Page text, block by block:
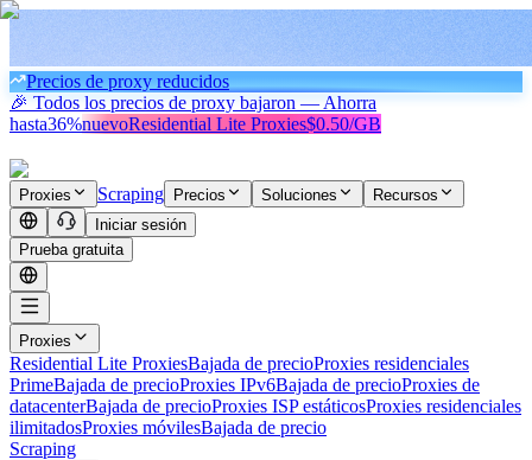
Precios de proxy reducidos
🎉 Todos los precios de proxy bajaron — Ahorra
hasta36%nuevoResidential Lite Proxies$0.50/GB
Proxies Scraping Precios Soluciones
Recursos
Iniciar sesión
Prueba gratuita
Proxies
Residential Lite ProxiesBajada de precioProxies residenciales
PrimeBajada de precioProxies IPv6Bajada de precioProxies de
datacenterBajada de precioProxies ISP estáticosProxies residenciales
ilimitadosProxies móvilesBajada de precio
Scraping